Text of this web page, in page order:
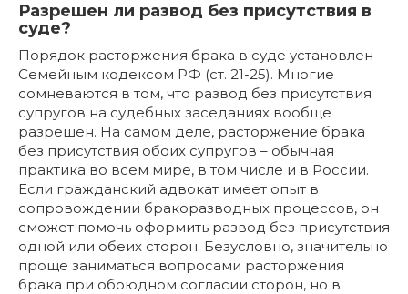
Разрешен ли развод без присутствия в
суде?
Порядок расторжения брака в суде установлен
Семейным кодексом РФ (ст. 21-25). Многие
сомневаются в том, что развод без присутствия
супругов на судебных заседаниях вообще
разрешен. На самом деле, расторжение брака
без присутствия обоих супругов – обычная
практика во всем мире, в том числе и в России.
Если гражданский адвокат имеет опыт в
сопровождении бракоразводных процессов, он
сможет помочь оформить развод без присутствия
одной или обеих сторон. Безусловно, значительно
проще заниматься вопросами расторжения
брака при обоюдном согласии сторон, но в